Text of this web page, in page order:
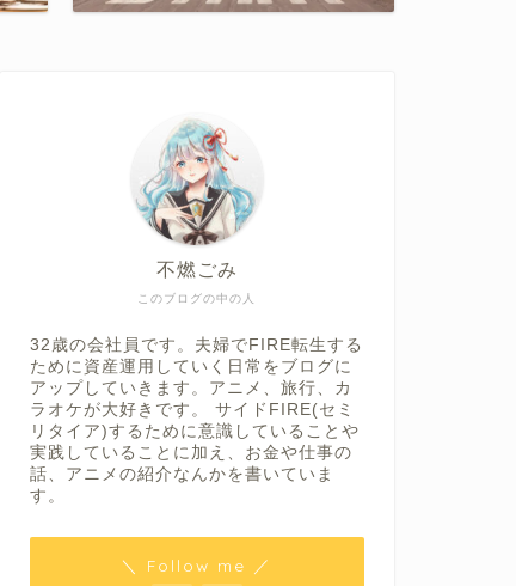
このブログの中の人
不燃ごみ
32歳の会社員です。夫婦でFIRE転生する
ために資産運用していく日常をブログに
アップしていきます。アニメ、旅行、カ
ラオケが大好きです。 サイドFIRE(セミ
リタイア)するために意識していることや
実践していることに加え、お金や仕事の
話、アニメの紹介なんかを書いていま
す。
＼ Follow me ／